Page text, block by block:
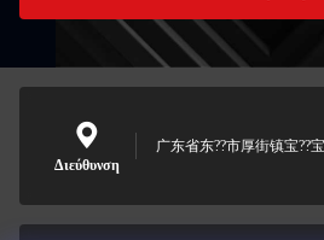
Διεύθυνση
广东省东??市厚街镇宝??